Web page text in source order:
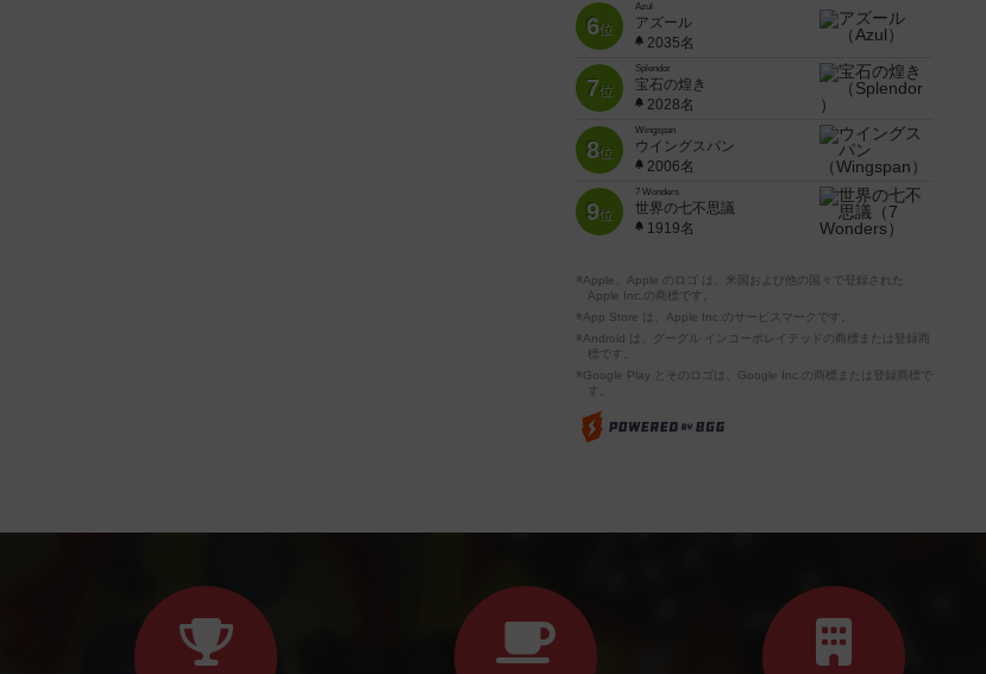
6位
Azul
アズール
2035名
7位
Splendor
宝石の煌き
2028名
8位
Wingspan
ウイングスパン
2006名
9位
7 Wonders
世界の七不思議
1919名
※Apple、Apple のロゴ は、米国および他の国々で登録された
Apple Inc.の商標です。
※App Store は、Apple Inc.のサービスマークです。
※Android は、グーグル インコーポレイテッドの商標または登録商
標です。
※Google Play とそのロゴは、Google Inc.の商標または登録商標で
す。